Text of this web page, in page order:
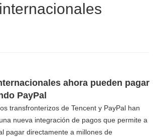
ahora pueden pagar
PayPal
transfronterizos de Tencent y PayPal han
nueva integración de pagos que permite a
pagar directamente a millones de